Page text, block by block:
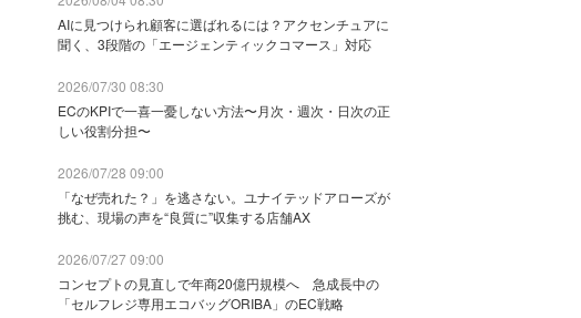
AIに見つけられ顧客に選ばれるには？アクセンチュアに
聞く、3段階の「エージェンティックコマース」対応
2026/07/30 08:30
ECのKPIで一喜一憂しない方法〜月次・週次・日次の正
しい役割分担〜
2026/07/28 09:00
「なぜ売れた？」を逃さない。ユナイテッドアローズが
挑む、現場の声を“良質に”収集する店舗AX
2026/07/27 09:00
コンセプトの見直しで年商20億円規模へ 急成長中の
「セルフレジ専用エコバッグORIBA」のEC戦略